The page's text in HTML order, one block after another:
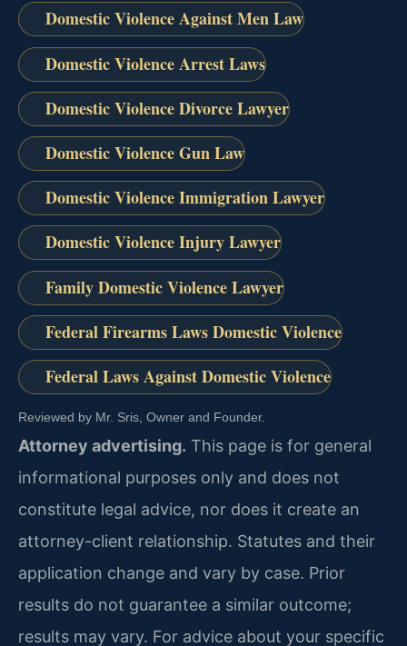
Domestic Violence Against Men Law
Domestic Violence Arrest Laws
Domestic Violence Divorce Lawyer
Domestic Violence Gun Law
Domestic Violence Immigration Lawyer
Domestic Violence Injury Lawyer
Family Domestic Violence Lawyer
Federal Firearms Laws Domestic Violence
Federal Laws Against Domestic Violence
Reviewed by Mr. Sris, Owner and Founder.
Attorney advertising. This page is for general
informational purposes only and does not
constitute legal advice, nor does it create an
attorney-client relationship. Statutes and their
application change and vary by case. Prior
results do not guarantee a similar outcome;
results may vary. For advice about your specific